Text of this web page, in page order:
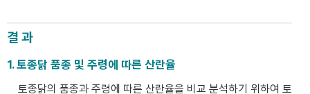
결 과
1. 토종닭 품종 및 주령에 따른 산란율
토종닭의 품종과 주령에 따른 산란율을 비교 분석하기 위하여 토